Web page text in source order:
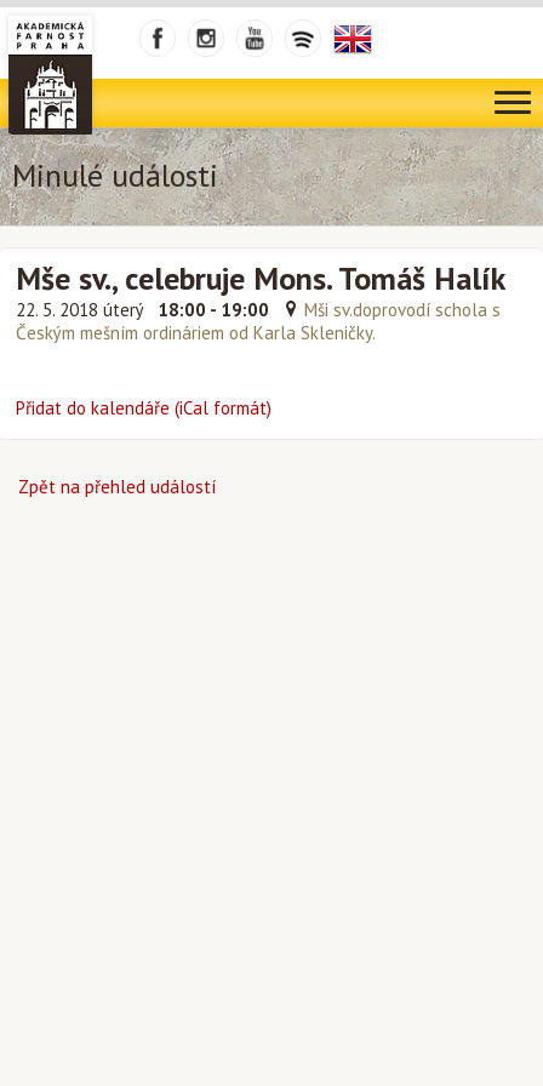
Minulé události
Mše sv., celebruje Mons. Tomáš Halík
22. 5. 2018 úterý 18:00 - 19:00
Mši sv.doprovodí schola s
Českým mešním ordináriem od Karla Skleničky.
Přidat do kalendáře (iCal formát)
Zpět na přehled událostí